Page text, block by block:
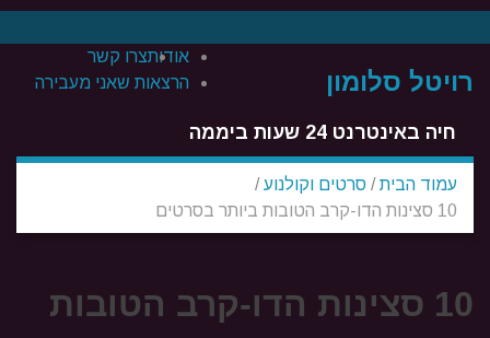
רויטל סלומון
חיה באינטרנט 24 שעות ביממה
אודותצרו קשר
הרצאות שאני מעבירה
עמוד הבית / סרטים וקולנוע /
10 סצינות הדו-קרב הטובות ביותר בסרטים
10 סצינות הדו-קרב הטובות